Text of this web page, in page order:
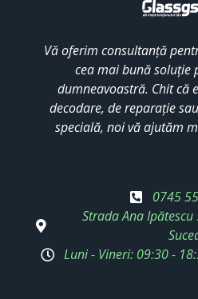
Vă oferim consultanță
cea mai bună soluție
dumneavoastră. Chit că
decodare, de reparație
specială, noi vă ajutăm
0745
Strada Ana
Luni - Vineri: 09:30 -